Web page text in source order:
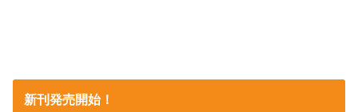
新刊発売開始！